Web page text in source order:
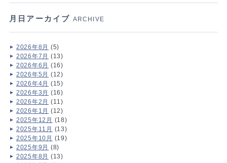
月日アーカイブ ARCHIVE
2026年8月 (5)
2026年7月 (13)
2026年6月 (16)
2026年5月 (12)
2026年4月 (15)
2026年3月 (16)
2026年2月 (11)
2026年1月 (12)
2025年12月 (18)
2025年11月 (13)
2025年10月 (19)
2025年9月 (8)
2025年8月 (13)